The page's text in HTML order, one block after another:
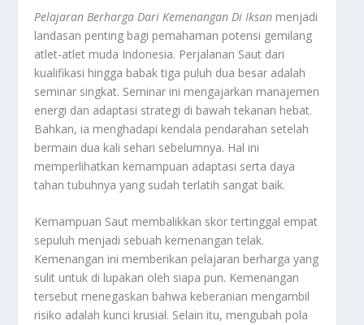
Pelajaran Berharga Dari Kemenangan Di Iksan menjadi
landasan penting bagi pemahaman potensi gemilang
atlet-atlet muda Indonesia. Perjalanan Saut dari
kualifikasi hingga babak tiga puluh dua besar adalah
seminar singkat. Seminar ini mengajarkan manajemen
energi dan adaptasi strategi di bawah tekanan hebat.
Bahkan, ia menghadapi kendala pendarahan setelah
bermain dua kali sehari sebelumnya. Hal ini
memperlihatkan kemampuan adaptasi serta daya
tahan tubuhnya yang sudah terlatih sangat baik.
Kemampuan Saut membalikkan skor tertinggal empat
sepuluh menjadi sebuah kemenangan telak.
Kemenangan ini memberikan pelajaran berharga yang
sulit untuk di lupakan oleh siapa pun. Kemenangan
tersebut menegaskan bahwa keberanian mengambil
risiko adalah kunci krusial. Selain itu, mengubah pola